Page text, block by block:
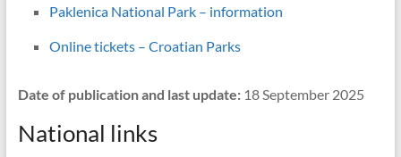
Paklenica National Park – information
Online tickets – Croatian Parks
Date of publication and last update:18 September 2025
National links